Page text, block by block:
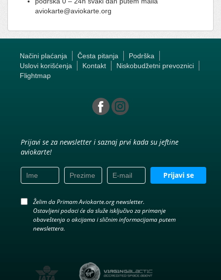
aviokarte@aviokarte.org
Načini plaćanja Česta pitanja
Podrška
Uslovi korišćenja
Kontakt
Niskobudžetni prevoznici
Flightmap
Prijavi se za newsletter i saznaj prvi kada su jeftine
aviokarte!
Prijavi se
Želim da Primam Aviokarte.org newsletter.
Ostavljeni podaci će da služe isključivo za primanje
obaveštenja o akcijama i sličnim informacijama putem
newslettera.